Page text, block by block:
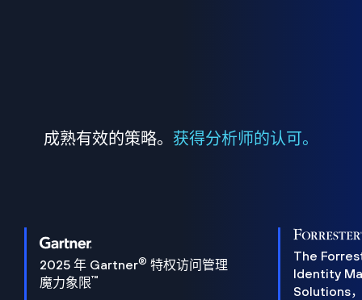
成熟有效的策略。 获得分析师的认可。
2025 年 Gartner® 特权访问管理
魔力象限™
The
Identity
Solutions